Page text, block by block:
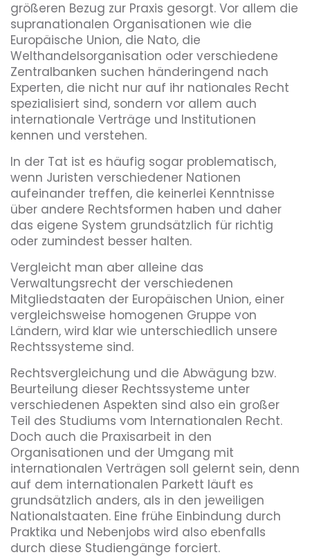
größeren Bezug zur Praxis gesorgt. Vor allem die
supranationalen Organisationen wie die
Europäische Union, die Nato, die
Welthandelsorganisation oder verschiedene
Zentralbanken suchen händeringend nach
Experten, die nicht nur auf ihr nationales Recht
spezialisiert sind, sondern vor allem auch
internationale Verträge und Institutionen
kennen und verstehen.
In der Tat ist es häufig sogar problematisch,
wenn Juristen verschiedener Nationen
aufeinander treffen, die keinerlei Kenntnisse
über andere Rechtsformen haben und daher
das eigene System grundsätzlich für richtig
oder zumindest besser halten.
Vergleicht man aber alleine das
Verwaltungsrecht der verschiedenen
Mitgliedstaaten der Europäischen Union, einer
vergleichsweise homogenen Gruppe von
Ländern, wird klar wie unterschiedlich unsere
Rechtssysteme sind.
Rechtsvergleichung und die Abwägung bzw.
Beurteilung dieser Rechtssysteme unter
verschiedenen Aspekten sind also ein großer
Teil des Studiums vom Internationalen Recht.
Doch auch die Praxisarbeit in den
Organisationen und der Umgang mit
internationalen Verträgen soll gelernt sein, denn
auf dem internationalen Parkett läuft es
grundsätzlich anders, als in den jeweiligen
Nationalstaaten. Eine frühe Einbindung durch
Praktika und Nebenjobs wird also ebenfalls
durch diese Studiengänge forciert.